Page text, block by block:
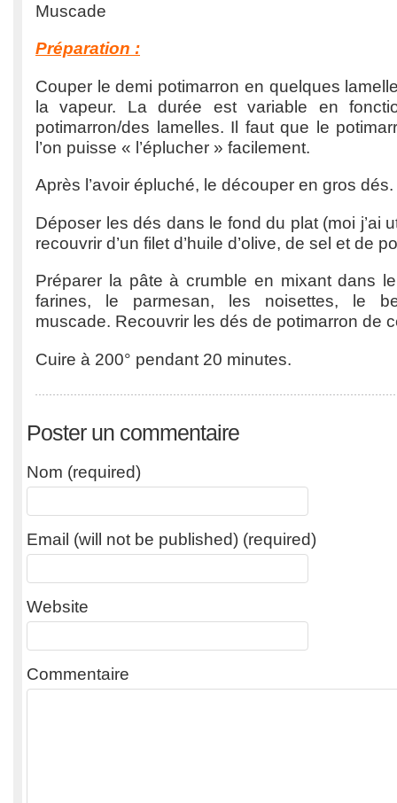
Muscade
Préparation :
Couper le demi potimarron en quelques
la vapeur. La durée est variable en
potimarron/des lamelles. Il faut que le
l’on puisse « l’éplucher » facilement.
Après l’avoir épluché, le découper en gros dés.
Déposer les dés dans le fond du plat (moi j’ai
recouvrir d’un filet d’huile d’olive, de sel et de
Préparer la pâte à crumble en mixant dans
farines, le parmesan, les noisettes, le
muscade. Recouvrir les dés de potimarron de
Cuire à 200° pendant 20 minutes.
Poster un commentaire
Nom (required)
Email (will not be published) (required)
Website
Commentaire